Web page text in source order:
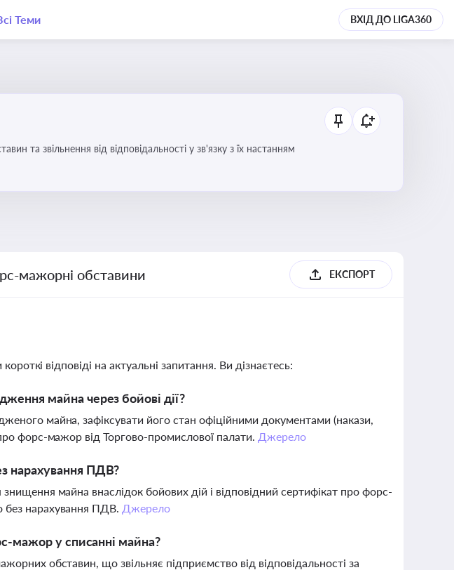
Теми ВХІД ДО LIGA360
та звільнення від відповідальності у зв'язку з їх настанням
мажорні обставини ЕКСПОРТ
відповіді на актуальні запитання. Ви дізнаєтесь:
майна через бойові дії?
майна, зафіксувати його стан офіційними документами (накази,
форс-мажор від Торгово-промислової палати. Джерело
нарахування ПДВ?
майна внаслідок бойових дій і відповідний сертифікат про форс-
нарахування ПДВ. Джерело
мажор у списанні майна?
обставин, що звільняє підприємство від відповідальності за